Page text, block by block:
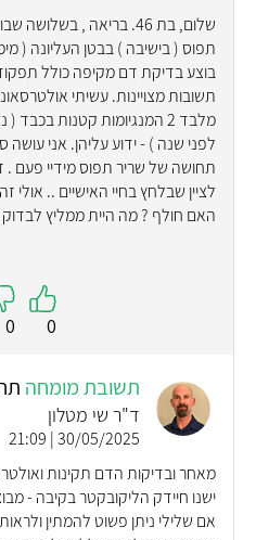
שלום, בת 46. בריאה ,
תפוס ( בישיבה ) בבטן העליונה (
בוצע בדיקת דם מקיפה כולל
תשובות מצויינות. עשיתי
מלבד 2 המנגיומות קטנות
לפני שנה ) - ידוע עליהן. אני עושה
תחושה של שריר תפוס מידיי פעם
לציין שבלחץ בחיי האישיים ..
האם חולף ? מה היית ממליץ
0
0
תשובת מומחה
ד"ר שי מטלון
30/05/2025 | 21:09
מאחר ובדיקות הדם תקינות
ישנו חיידק הליקובקטר בקיבה -
אם שלילי ניתן פשוט להמתין